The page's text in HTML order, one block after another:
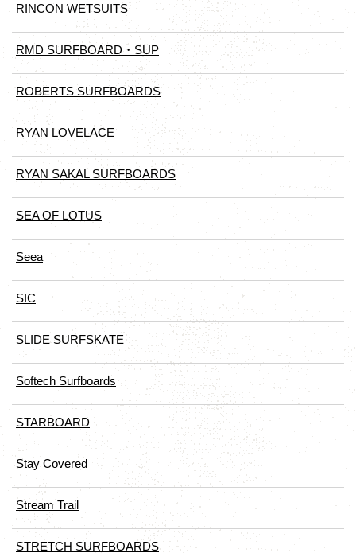
RINCON WETSUITS
RMD SURFBOARD・SUP
ROBERTS SURFBOARDS
RYAN LOVELACE
RYAN SAKAL SURFBOARDS
SEA OF LOTUS
Seea
SIC
SLIDE SURFSKATE
Softech Surfboards
STARBOARD
Stay Covered
Stream Trail
STRETCH SURFBOARDS